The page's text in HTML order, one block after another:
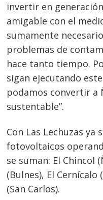
invertir en
amigable con el
sumamente
problemas de
hace tanto tiempo.
sigan ejecutando
podamos convertir a
sustentable”.
Con Las Lechuzas ya
fotovoltaicos
se suman: El Chincol
(Bulnes), El Cernícalo
(San Carlos).